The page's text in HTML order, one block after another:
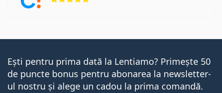
Ești pentru prima dată la Lentiamo? Primește 50
de puncte bonus pentru abonarea la newsletter-
ul nostru și alege un cadou la prima comandă.